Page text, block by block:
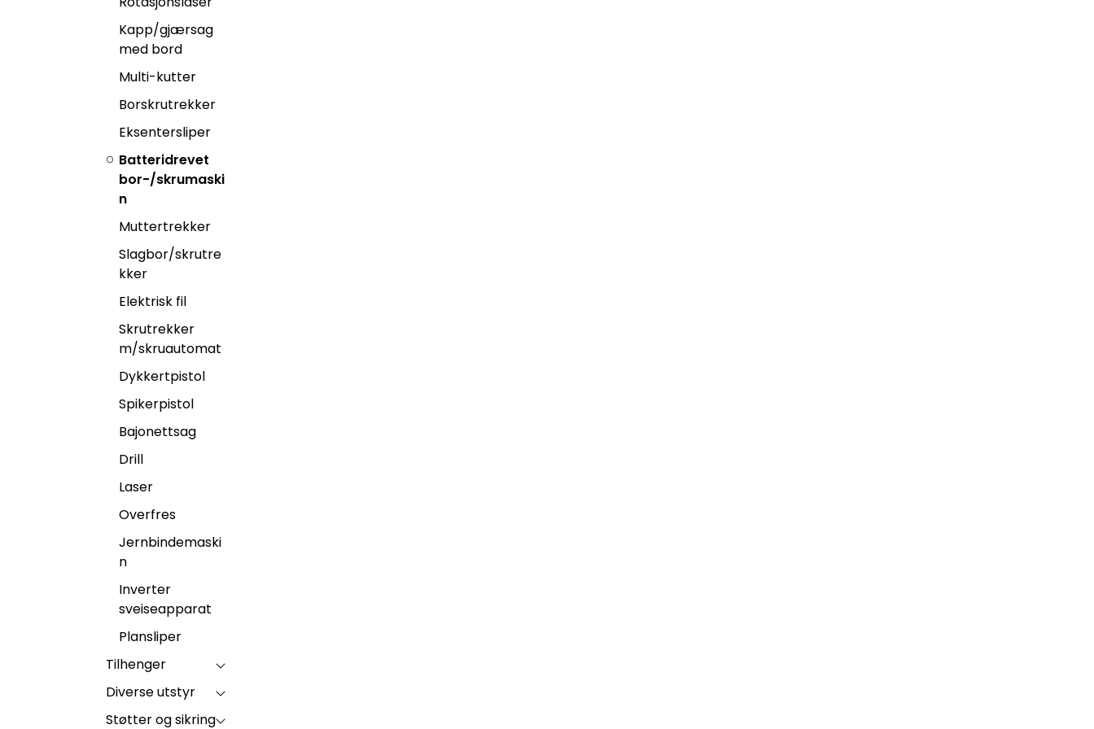
Kapp/gjærsag
med bord
Multi-kutter
Borskrutrekker
Eksentersliper
Batteridrevet
bor-/skrumaski
n
Muttertrekker
Slagbor/skrutre
kker
Elektrisk fil
Skrutrekker
m/skruautomat
Dykkertpistol
Spikerpistol
Bajonettsag
Drill
Laser
Overfres
Jernbindemaski
n
Inverter
sveiseapparat
Plansliper
Tilhenger
Diverse utstyr
Støtter og sikring